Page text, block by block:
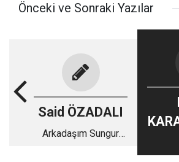
Önceki ve Sonraki Yazılar
Said ÖZADALI
Arkadaşım Sungur